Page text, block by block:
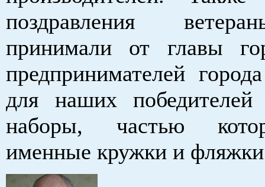
поздравления
принимали от главы
предпринимателей
для наших победителей
наборы, частью
именные кружки и